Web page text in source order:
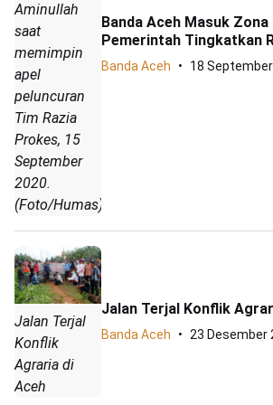
Aminullah
saat
memimpin
apel
peluncuran
Tim Razia
Prokes, 15
September
2020.
(Foto/Humas)
Banda Aceh Masuk Zona
Pemerintah Tingkatkan
Banda Aceh 18
Jalan Terjal
Konflik
Agraria di
Aceh
Jalan Terjal Konflik
Banda Aceh 23 Desember